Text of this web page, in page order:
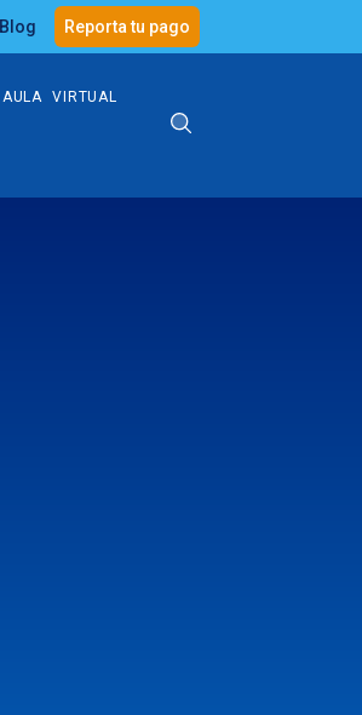
Blog Reporta tu pago
AULA VIRTUAL